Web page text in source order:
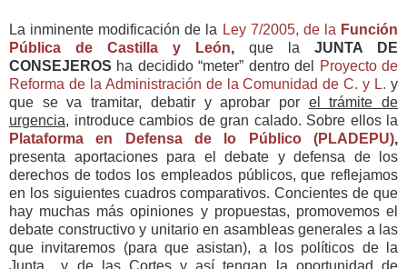
La inminente modificación de la Ley 7/2005, de la Función
Pública de Castilla y León, que la JUNTA DE
CONSEJEROS ha decidido “meter” dentro del
Proyecto de
Reforma de la Administración de la Comunidad de C. y L. y
que se va tramitar, debatir y aprobar por el trámite de
urgencia, introduce cambios de gran calado. Sobre ellos la
Plataforma en Defensa de lo Público (PLADEPU),
presenta aportaciones para el debate y defensa de los
derechos de todos los empleados públicos, que reflejamos
en los siguientes cuadros comparativos. Concientes de que
hay muchas más opiniones y propuestas, promovemos el
debate constructivo y unitario en asambleas generales a las
que invitaremos (para que asistan), a los políticos de la